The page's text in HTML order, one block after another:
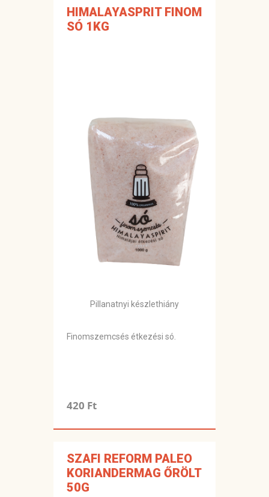
HIMALAYASPRIT FINOM
SÓ 1KG
Pillanatnyi készlethiány
Finomszemcsés étkezési só.
420 Ft
SZAFI REFORM PALEO
KORIANDERMAG ŐRÖLT
50G